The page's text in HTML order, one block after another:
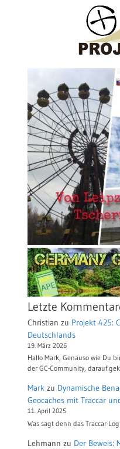
Letzte
Christian zu Projekt 425:
Deutschlands
19. März 2026
Hallo Mark, Genauso wie Du
der GC-Community, darauf
Mark zu Dynamische
Geocaches mit Traccar
11. April 2025
Was sagt denn das Traccar-
Lehmann zu Der Beweis: